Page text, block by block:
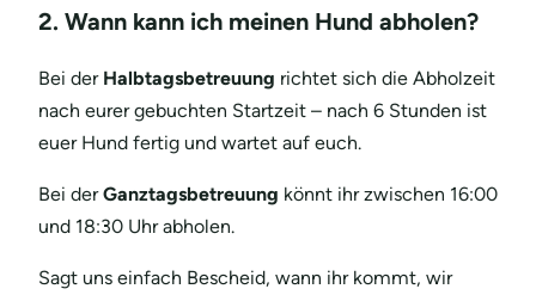
2. Wann kann ich meinen Hund abholen?
Bei der Halbtagsbetreuung richtet sich die Abholzeit
nach eurer gebuchten Startzeit – nach 6 Stunden ist
euer Hund fertig und wartet auf euch.
Bei derGanztagsbetreuung könnt ihr zwischen 16:00
und 18:30 Uhr abholen.
Sagt uns einfach Bescheid, wann ihr kommt, wir